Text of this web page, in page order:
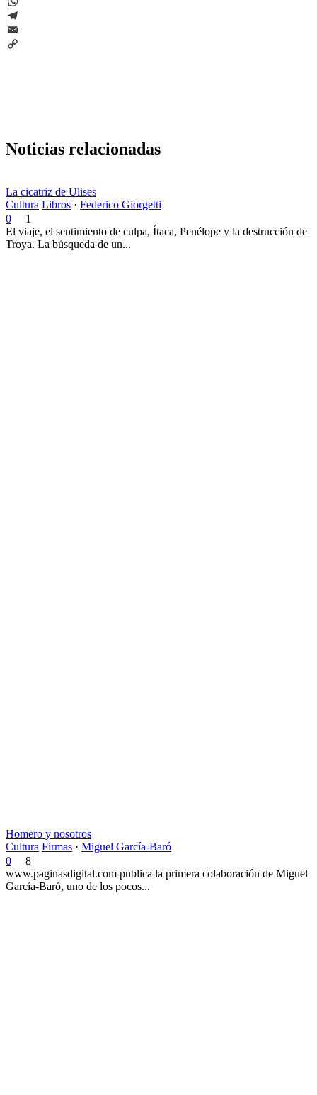
WhatsApp
Telegram
Email
Noticias relacionadas
La cicatriz de Ulises
Cultura Libros · Federico Giorgetti
0
1
El viaje, el sentimiento de culpa, Ítaca, Penélope y la destrucción de
Troya. La búsqueda de un...
Homero y nosotros
Cultura Firmas · Miguel García-Baró
0
8
www.paginasdigital.com publica la primera colaboración de Miguel
García-Baró, uno de los pocos...